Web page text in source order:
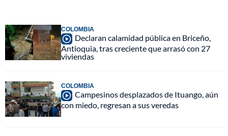
COLOMBIA
Declaran calamidad pública en Briceño,
Antioquia, tras creciente que arrasó con 27
viviendas
COLOMBIA
Campesinos desplazados de Ituango, aún
con miedo, regresan a sus veredas